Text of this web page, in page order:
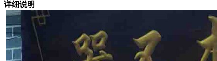
详细说明